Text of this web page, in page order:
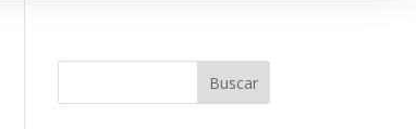
Buscar